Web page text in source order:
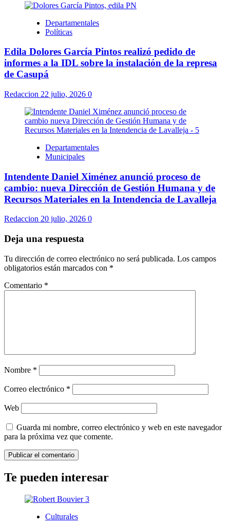
Departamentales
Políticas
Edila Dolores García Pintos realizó pedido de
informes a la IDL sobre la instalación de la represa
de Casupá
Redaccion 22 julio, 2026 0
Departamentales
Municipales
Intendente Daniel Ximénez anunció proceso de
cambio: nueva Dirección de Gestión Humana y de
Recursos Materiales en la Intendencia de Lavalleja
Redaccion 20 julio, 2026 0
Deja una respuesta
Tu dirección de correo electrónico no será publicada. Los campos
obligatorios están marcados con *
Comentario *
Nombre *
Correo electrónico *
Web
Guarda mi nombre, correo electrónico y web en este navegador
para la próxima vez que comente.
Te pueden interesar
Culturales